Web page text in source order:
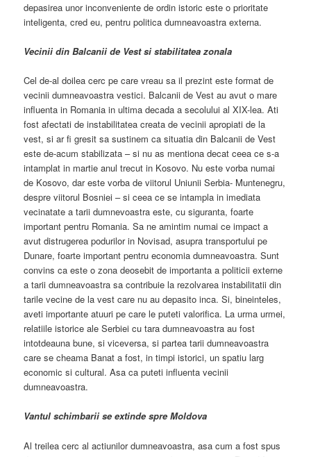
depasirea unor inconveniente de ordin istoric este o prioritate
inteligenta, cred eu, pentru politica dumneavoastra externa.
Vecinii din Balcanii de Vest si stabilitatea zonala
Cel de-al doilea cerc pe care vreau sa il prezint este format de
vecinii dumneavoastra vestici. Balcanii de Vest au avut o mare
influenta in Romania in ultima decada a secolului al XIX-lea. Ati
fost afectati de instabilitatea creata de vecinii apropiati de la
vest, si ar fi gresit sa sustinem ca situatia din Balcanii de Vest
este de-acum stabilizata – si nu as mentiona decat ceea ce s-a
intamplat in martie anul trecut in Kosovo. Nu este vorba numai
de Kosovo, dar este vorba de viitorul Uniunii Serbia- Muntenegru,
despre viitorul Bosniei – si ceea ce se intampla in imediata
vecinatate a tarii dumnevoastra este, cu siguranta, foarte
important pentru Romania. Sa ne amintim numai ce impact a
avut distrugerea podurilor in Novisad, asupra transportului pe
Dunare, foarte important pentru economia dumneavoastra. Sunt
convins ca este o zona deosebit de importanta a politicii externe
a tarii dumneavoastra sa contribuie la rezolvarea instabilitatii din
tarile vecine de la vest care nu au depasito inca. Si, bineinteles,
aveti importante atuuri pe care le puteti valorifica. La urma urmei,
relatiile istorice ale Serbiei cu tara dumneavoastra au fost
intotdeauna bune, si viceversa, si partea tarii dumneavoastra
care se cheama Banat a fost, in timpi istorici, un spatiu larg
economic si cultural. Asa ca puteti influenta vecinii
dumneavoastra.
Vantul schimbarii se extinde spre Moldova
Al treilea cerc al actiunilor dumneavoastra, asa cum a fost spus